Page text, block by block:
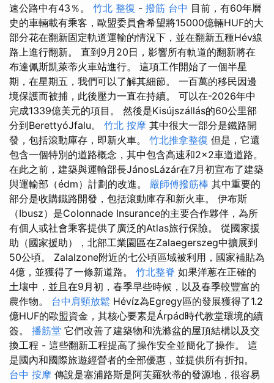
速公路中有43％。 竹北 整復 - 撥筋 台中 目前，有60年曆
史的車輛載有乘客，歐盟委員會希望將15000億輛HUF的大
部分花在翻新固定軌道運輸的情況下，並在翻新五種Hév線
路上進行翻新。 直到9月20日，影響所有軌道的翻新將在
布達佩斯凱萊蒂火車站進行。 這項工作開始了一個半星
期，在星期五，我們可以了解其細節。 一百萬的移民因邊
境保護而被捕，此後壓力一直在持續。 可以在-2026年中
完成1339億美元的項目。 然後是Kisújszállás的60公里部
分到BerettyóJfalu。 竹北 按摩 其中很大一部分是鐵路開
發，包括滾動庫存，即新火車。 竹北推拿整復 但是，它還
包含一個特別的道路概念，其中包含高速和2×2車道道路。
在此之前，建築與運輸部長JánosLázár在7月初宣布了建築
與運輸部（édm）計劃的改進。 嚴師傅撥筋棒 其中重要的
部分是收購鐵路開發，包括滾動庫存和新火車。 伊布斯
（Ibusz）是Colonnade Insurance的主要合作夥伴，為所
有個人或社會乘客提供了廣泛的Atlas旅行保險。 從國家援
助（國家援助），北部工業園區在Zalaegerszeg中擴展到
50公頃。 Zalalzone附近的七公頃區域被利用，國家補貼為
4億，並獲得了一條新道路。 竹北整脊 如果洋蔥在正確的
土壤中，並且在9月初，春季早些時候，以及春季較豐富的
農作物。 台中肩頸放鬆 Hévíz為Egregy區的發展獲得了1.2
億HUF的歐盟資金，其核心要素是Árpád時代教堂環境的續
簽。 播筋堂 它們改善了建築物和洗滌盆的屋頂結構以及交
換工程 - 這些翻新工程提高了操作安全並簡化了操作。 這
是國內和國際旅遊經營者的全部優惠，並提供所有折扣。
台中 按摩 傳說是塞浦路斯是阿芙羅狄蒂的發源地，很容易